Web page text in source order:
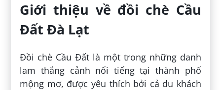
Giới thiệu về đồi chè Cầu
Đất Đà Lạt
Đồi chè Cầu Đất là một trong những danh
lam thắng cảnh nổi tiếng tại thành phố
mộng mơ, được yêu thích bởi cả du khách